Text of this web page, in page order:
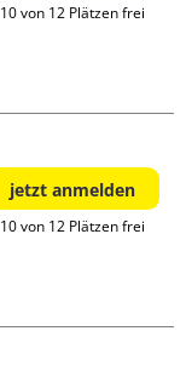
10 von 12 Plätzen frei
jetzt anmelden
10 von 12 Plätzen frei